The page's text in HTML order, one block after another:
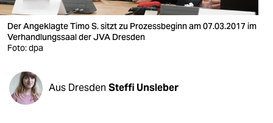
verlag
veranstaltungen
fragen & hilfe
Der Angeklagte Timo S. sitzt zu Prozessbeginn am 07.03.2017 im
Verhandlungssaal der JVA Dresden
Foto: dpa
Aus Dresden Steffi Unsleber